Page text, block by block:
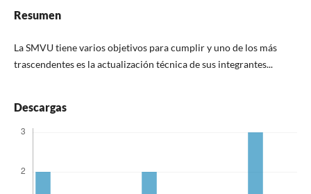
Resumen
La SMVU tiene varios objetivos para cumplir y uno de los más
trascendentes es la actualización técnica de sus integrantes...
Descargas